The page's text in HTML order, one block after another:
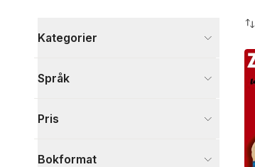
Kategorier
Visa fler
Språk
Pris
Bokformat